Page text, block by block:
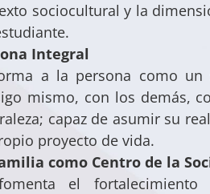
sociocultural y la
Integral
a la persona como un
mismo, con los demás,
capaz de asumir su
proyecto de vida.
como Centro de la
el